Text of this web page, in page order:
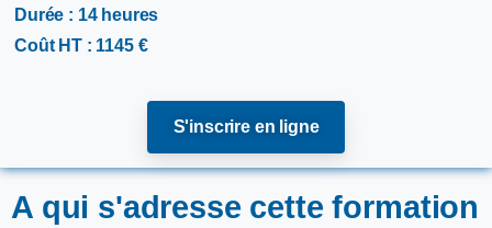
Durée : 14 heures
Coût HT : 1145 €
S'inscrire en ligne
A qui s'adresse cette formation